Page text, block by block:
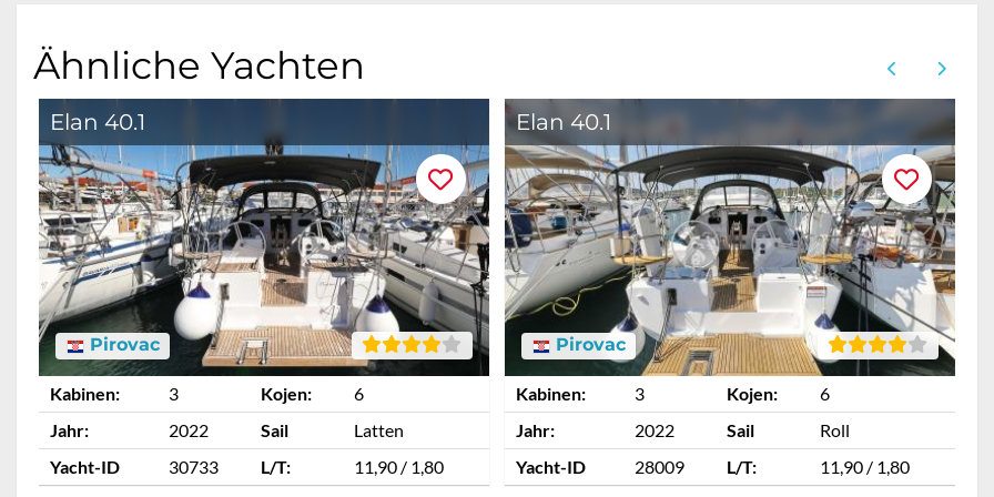
Ähnliche Yachten
Elan 40.1
Pirovac
Kabinen: 3 Kojen:
6
Jahr:
2022 Sail
Latten
Yacht-ID
30733 L/T: 11,90 / 1,80
Elan 40.1
Pirovac
Kabinen: 3 Kojen:
6
Jahr:
2022 Sail
Roll
Yacht-ID
28009 L/T: 11,90 / 1,80